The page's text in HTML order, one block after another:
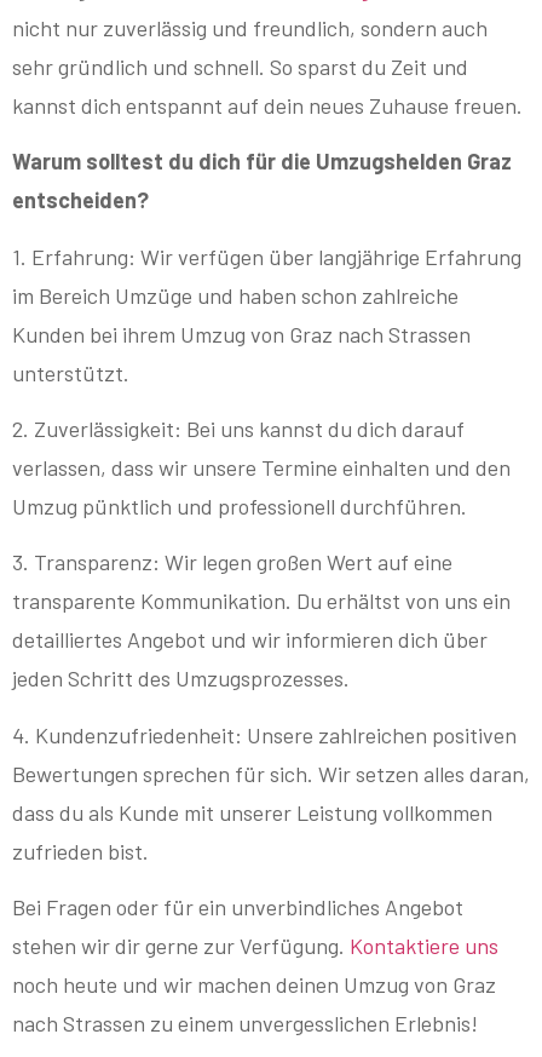
nicht nur zuverlässig und freundlich, sondern auch
sehr gründlich und schnell. So sparst du Zeit und
kannst dich entspannt auf dein neues Zuhause freuen.
Warum solltest du dich für die Umzugshelden Graz
entscheiden?
1. Erfahrung: Wir verfügen über langjährige Erfahrung
im Bereich Umzüge und haben schon zahlreiche
Kunden bei ihrem Umzug von Graz nach Strassen
unterstützt.
2. Zuverlässigkeit: Bei uns kannst du dich darauf
verlassen, dass wir unsere Termine einhalten und den
Umzug pünktlich und professionell durchführen.
3. Transparenz: Wir legen großen Wert auf eine
transparente Kommunikation. Du erhältst von uns ein
detailliertes Angebot und wir informieren dich über
jeden Schritt des Umzugsprozesses.
4. Kundenzufriedenheit: Unsere zahlreichen positiven
Bewertungen sprechen für sich. Wir setzen alles daran,
dass du als Kunde mit unserer Leistung vollkommen
zufrieden bist.
Bei Fragen oder für ein unverbindliches Angebot
stehen wir dir gerne zur Verfügung. Kontaktiere uns
noch heute und wir machen deinen Umzug von Graz
nach Strassen zu einem unvergesslichen Erlebnis!